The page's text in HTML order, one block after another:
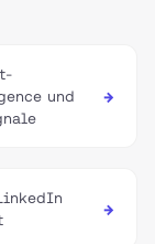
und
→
→